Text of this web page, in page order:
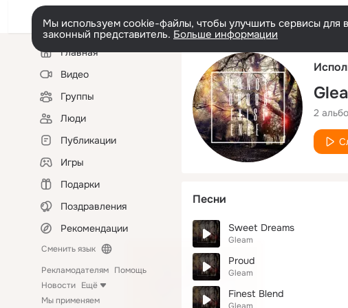
Мы используем cookie-файлы, чтобы улучшить сервисы для
законный представитель. Больше информации
Левая
колонкаГлавная
Видео
Группы
Люди
Публикации
Игры
Подарки
Поздравления
Рекомендации
Сменить язык
Рекламодателям Помощь
Новости Ещё
Мы применяем
2
Песни
Sweet Dreams
Gleam
Proud
Gleam
Finest Blend